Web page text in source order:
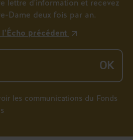
lettre d'information et recevez
Dame deux fois par an.
l'Écho précédent
les communications du Fonds
OK